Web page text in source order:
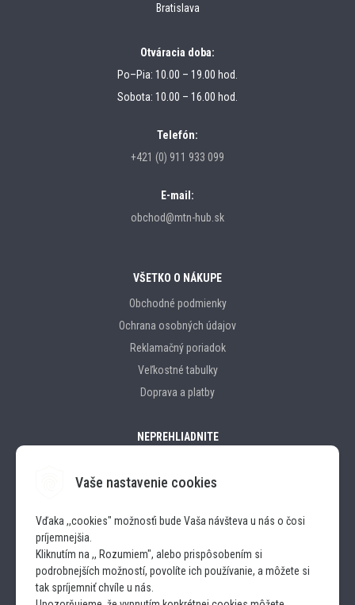
Vaše nastavenie cookies
Vďaka ,,cookies" možnosťi bude Vaša návšteva u nás o čosi
príjemnejšia.
Kliknutím na ,, Rozumiem", alebo prispôsobením si
podrobnejších možností, povolíte ich používanie, a môžete si
tak spríjemniť chvíle u nás.
Bratislava
Otváracia doba:
Po–Pia: 10.00 – 19.00 hod.
Sobota: 10.00 – 16.00 hod.
Telefón:
+421 (0) 911 933 099
E-mail:
obchod@mtn-hub.sk
VŠETKO O NÁKUPE
Obchodné podmienky
Ochrana osobných údajov
Reklamačný poriadok
Veľkostné tabulky
Doprava a platby
NEPREHLIADNITE
INSTAGRAM